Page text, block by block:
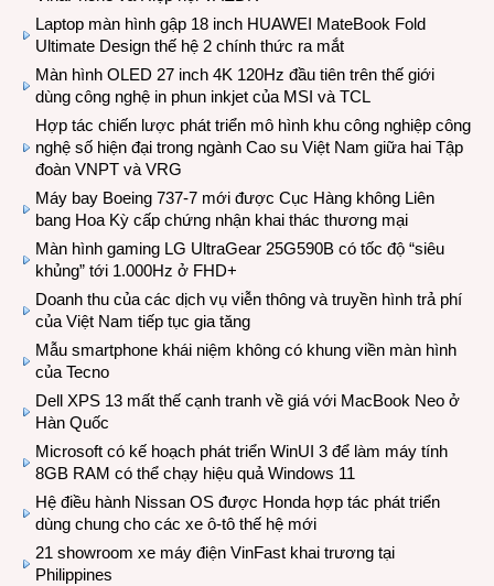
Laptop màn hình gập 18 inch HUAWEI MateBook Fold
Ultimate Design thế hệ 2 chính thức ra mắt
Màn hình OLED 27 inch 4K 120Hz đầu tiên trên thế giới
dùng công nghệ in phun inkjet của MSI và TCL
Hợp tác chiến lược phát triển mô hình khu công nghiệp công
nghệ số hiện đại trong ngành Cao su Việt Nam giữa hai Tập
đoàn VNPT và VRG
Máy bay Boeing 737-7 mới được Cục Hàng không Liên
bang Hoa Kỳ cấp chứng nhận khai thác thương mại
Màn hình gaming LG UltraGear 25G590B có tốc độ “siêu
khủng” tới 1.000Hz ở FHD+
Doanh thu của các dịch vụ viễn thông và truyền hình trả phí
của Việt Nam tiếp tục gia tăng
Mẫu smartphone khái niệm không có khung viền màn hình
của Tecno
Dell XPS 13 mất thế cạnh tranh về giá với MacBook Neo ở
Hàn Quốc
Microsoft có kế hoạch phát triển WinUI 3 để làm máy tính
8GB RAM có thể chạy hiệu quả Windows 11
Hệ điều hành Nissan OS được Honda hợp tác phát triển
dùng chung cho các xe ô-tô thế hệ mới
21 showroom xe máy điện VinFast khai trương tại
Philippines